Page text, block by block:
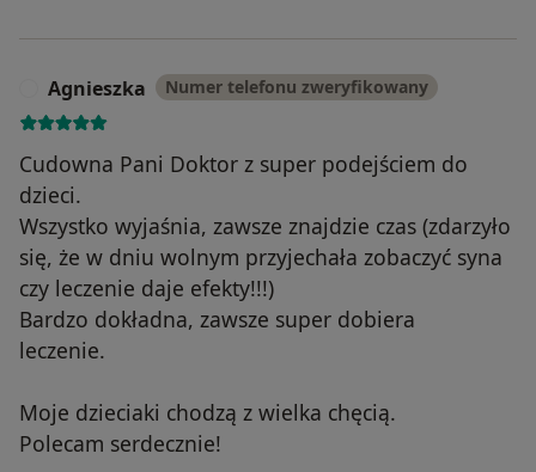
Agnieszka Numer telefonu zweryfikowany
Cudowna Pani Doktor z super podejściem do
dzieci.
Wszystko wyjaśnia, zawsze znajdzie czas (zdarzyło
się, że w dniu wolnym przyjechała zobaczyć syna
czy leczenie daje efekty!!!)
Bardzo dokładna, zawsze super dobiera
leczenie.
Moje dzieciaki chodzą z wielka chęcią.
Polecam serdecznie!